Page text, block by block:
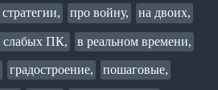
стратегии, про войну, на двоих,
слабых ПК, в реальном времени,
градостроение, пошаговые,